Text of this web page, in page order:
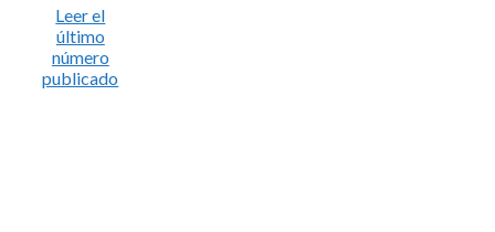
Leer el
último
número
publicado